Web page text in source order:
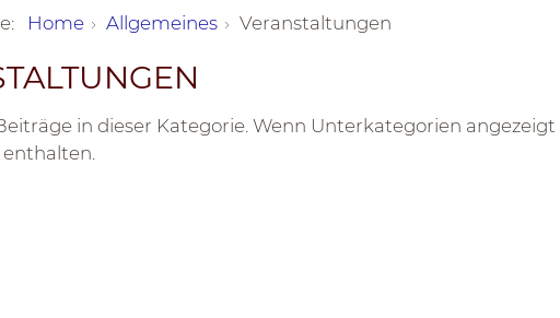
Home Allgemeines Veranstaltungen
in dieser Kategorie. Wenn Unterkategorien